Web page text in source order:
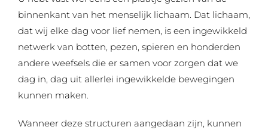
binnenkant van het menselijk lichaam. Dat lichaam,
dat wij elke dag voor lief nemen, is een ingewikkeld
netwerk van botten, pezen, spieren en honderden
andere weefsels die er samen voor zorgen dat we
dag in, dag uit allerlei ingewikkelde bewegingen
kunnen maken.
Wanneer deze structuren aangedaan zijn, kunnen